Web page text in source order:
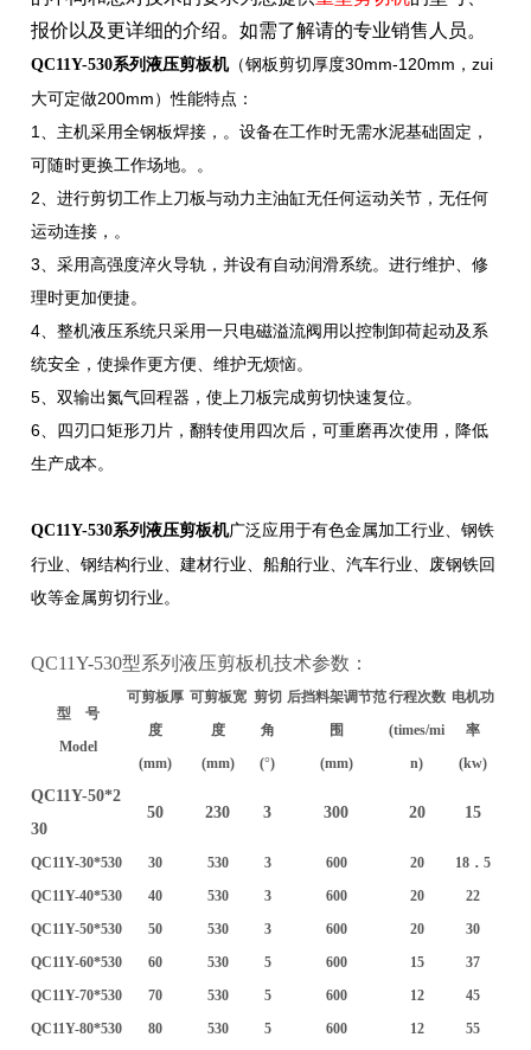
报价以及更详细的介绍。如需了解请的专业销售人员。
QC11Y-530系列液压剪板机（钢板剪切厚度30mm-120mm，zui
大可定做200mm）性能特点：
1、主机采用全钢板焊接，。设备在工作时无需水泥基础固定，
可随时更换工作场地。。
2、进行剪切工作上刀板与动力主油缸无任何运动关节，无任何
运动连接，。
3、采用高强度淬火导轨，并设有自动润滑系统。进行维护、修
理时更加便捷。
4、整机液压系统只采用一只电磁溢流阀用以控制卸荷起动及系
统安全，使操作更方便、维护无烦恼。
5、双输出氮气回程器，使上刀板完成剪切快速复位。
6、四刃口矩形刀片，翻转使用四次后，可重磨再次使用，降低
生产成本。
QC11Y-530系列液压剪板机广泛应用于有色金属加工行业、钢铁
行业、钢结构行业、建材行业、船舶行业、汽车行业、废钢铁回
收等金属剪切行业。
QC11Y-530型系列液压剪板机技术参数：
型 号
Model
可剪板厚
度
(mm)
可剪板宽
度
(mm)
剪切
角
(°)
后挡料架调节范
围
(mm)
行程次数
(times/mi
n)
电机功
率
(kw)
QC11Y-50*2
30
50 230 3 300 20 15
QC11Y-30*530 30 530 3 600 20
18．5
QC11Y-40*530
40 530 3 600 20
22
QC11Y-50*530
50 530 3 600 20
30
QC11Y-60*530
60 530 5 600 15
37
QC11Y-70*530
70 530 5 600 12
45
QC11Y-80*530
80 530 5 600 12
55